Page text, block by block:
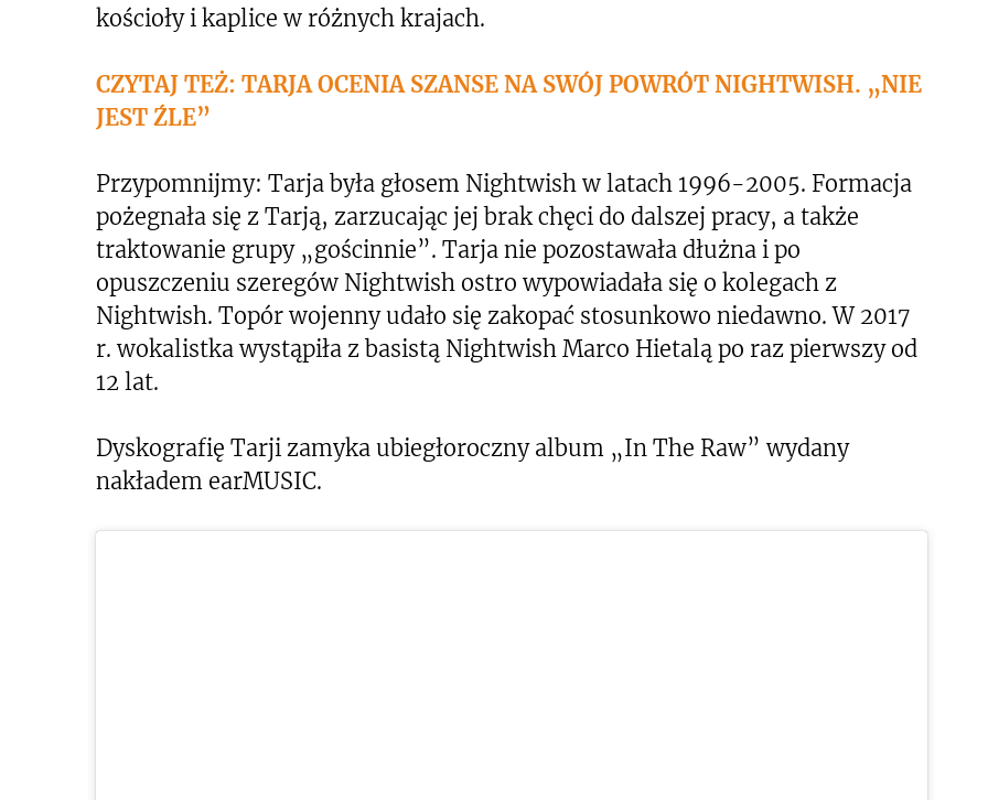
kościoły i kaplice w różnych krajach.
CZYTAJ TEŻ: TARJA OCENIA SZANSE NA SWÓJ POWRÓT NIGHTWISH. „NIE
JEST ŹLE”
Przypomnijmy: Tarja była głosem Nightwish w latach 1996-2005. Formacja
pożegnała się z Tarją, zarzucając jej brak chęci do dalszej pracy, a także
traktowanie grupy „gościnnie”. Tarja nie pozostawała dłużna i po
opuszczeniu szeregów Nightwish ostro wypowiadała się o kolegach z
Nightwish. Topór wojenny udało się zakopać stosunkowo niedawno. W 2017
r. wokalistka wystąpiła z basistą Nightwish Marco Hietalą po raz pierwszy od
12 lat.
Dyskografię Tarji zamyka ubiegłoroczny album „In The Raw” wydany
nakładem earMUSIC.